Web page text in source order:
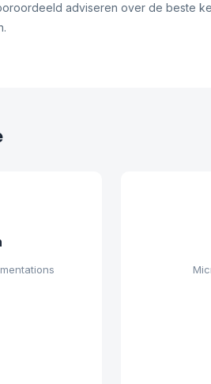
adviseren over de beste